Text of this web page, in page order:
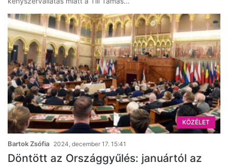
KÖZÉLET
Bartok Zsófia 2024, december 17. 15:41
Döntött az Országgyűlés: januártól az